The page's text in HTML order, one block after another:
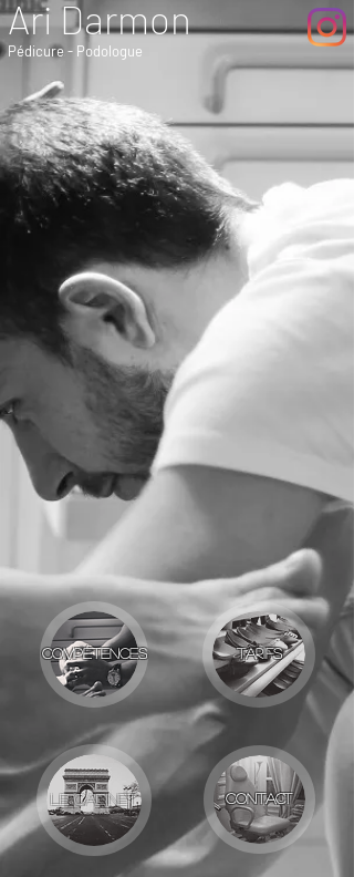
Ari Darmon
Pédicure - Podologue
Compétences Tarifs
Contact
Le cabinet